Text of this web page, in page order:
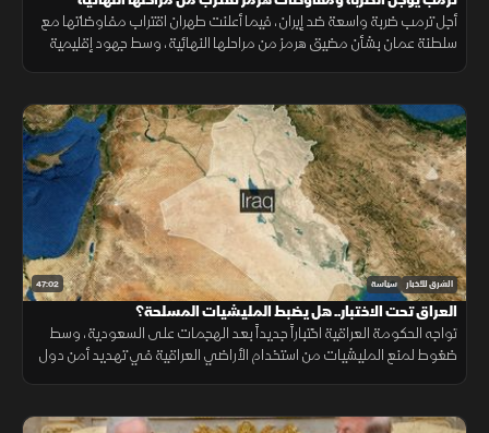
أجل ترمب ضربة واسعة ضد إيران، فيما أعلنت طهران اقتراب مفاوضاتها مع
سلطنة عمان بشأن مضيق هرمز من مراحلها النهائية، وسط جهود إقليمية
47:02 الشرق للأخبار سياسة
العراق تحت الاختبار.. هل يضبط المليشيات المسلحة؟
تواجه الحكومة العراقية اختباراً جديداً بعد الهجمات على السعودية، وسط
ضغوط لمنع المليشيات من استخدام الأراضي العراقية في تهديد أمن دول